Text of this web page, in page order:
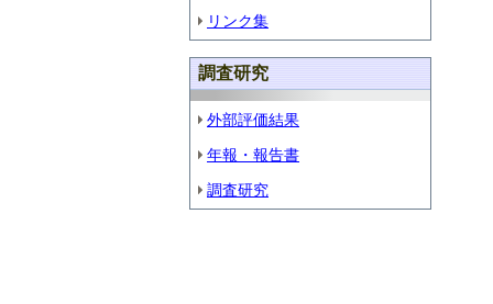
リンク集
調査研究
外部評価結果
年報・報告書
調査研究